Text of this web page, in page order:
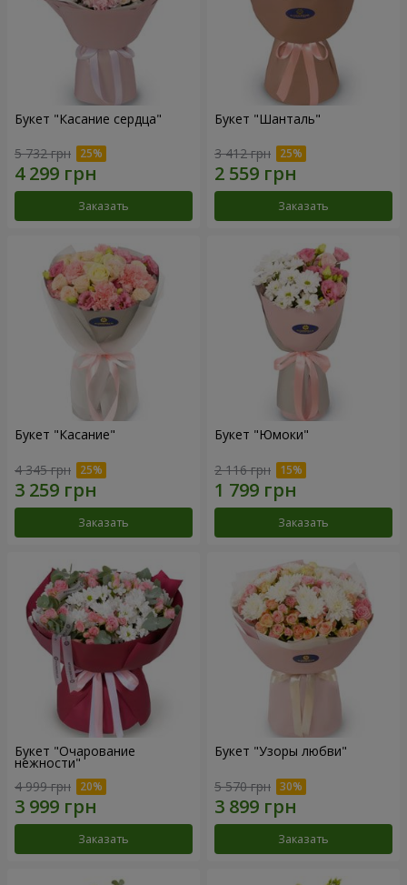
Букет "Касание сердца"
5 732 грн
Заказать
Букет "Шанталь"
3 412 грн
Заказать
Букет "Касание"
4 345 грн
Заказать
Букет "Юмоки"
2 116 грн
Заказать
Букет "Очарование
нежности"
4 999 грн
Заказать
Букет "Узоры любви"
5 570 грн
Заказать